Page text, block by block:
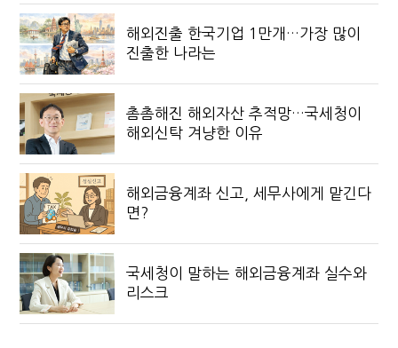
해외진출 한국기업 1만개…가장 많이
진출한 나라는
촘촘해진 해외자산 추적망…국세청이
해외신탁 겨냥한 이유
해외금융계좌 신고, 세무사에게 맡긴다
면?
국세청이 말하는 해외금융계좌 실수와
리스크